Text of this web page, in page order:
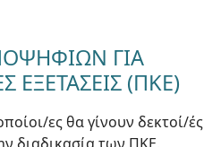
ΓΙΑ
ΕΞΕΤΑΣΕΙΣ (ΠΚΕ)
ες θα γίνουν δεκτοί/ές